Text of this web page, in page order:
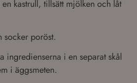
kastrull, tillsätt mjölken och låt
poröst.
ingredienserna i en separat skål
i äggsmeten.